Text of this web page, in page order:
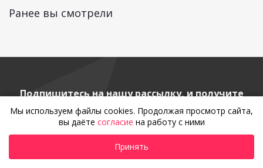
Ранее вы смотрели
Подпишитесь на нашу рассылку, и получите
курс грамотного клиента!
Мы используем файлы cookies. Продолжая просмотр сайта,
вы даёте согласие на работу с ними
Принять